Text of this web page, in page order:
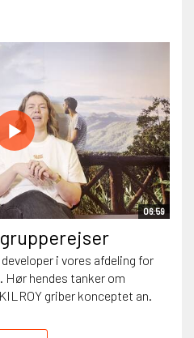
06:59
i vores afdeling for
Hør hendes tanker om
griber konceptet an.